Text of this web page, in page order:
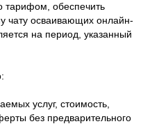
тарифом, обеспечить
чату осваивающих онлайн-
на период, указанный
услуг, стоимость,
без предварительного